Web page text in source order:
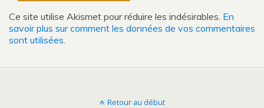
Ce site utilise Akismet pour réduire les indésirables. En
savoir plus sur comment les données de vos commentaires
sont utilisées.
Retour au début